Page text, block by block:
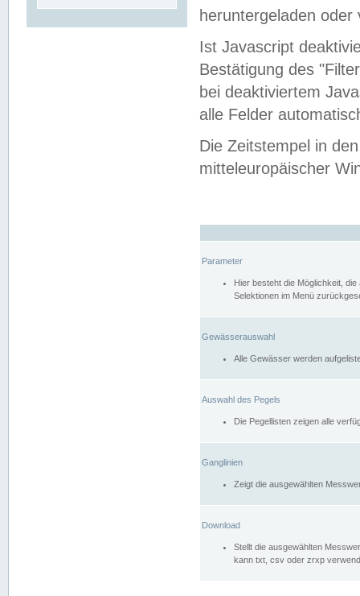
heruntergeladen oder
Ist Javascript
Bestätigung des
bei deaktiviertem
alle Felder
Die Zeitstempel in
mitteleuropäischer
Parameter
Hier besteht die Möglichkeit,
Selektionen im Menü
Gewässerauswahl
Alle Gewässer werden
Auswahl des Pegels
Die Pegellisten zeigen alle
Ganglinien
Zeigt die ausgewählten
Download
Stellt die ausgewählten
kann txt, csv oder zrxp